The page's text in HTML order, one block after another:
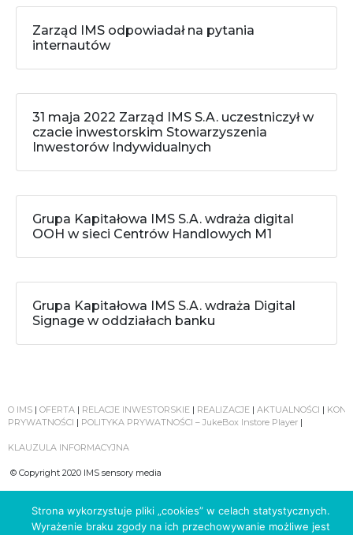
Zarząd IMS odpowiadał na pytania
internautów
31 maja 2022 Zarząd IMS S.A. uczestniczył w
czacie inwestorskim Stowarzyszenia
Inwestorów Indywidualnych
Grupa Kapitałowa IMS S.A. wdraża digital
OOH w sieci Centrów Handlowych M1
Grupa Kapitałowa IMS S.A. wdraża Digital
Signage w oddziałach banku
O IMS | OFERTA | RELACJE INWESTORSKIE | REALIZACJE | AKTUALNOŚCI |
PRYWATNOŚCI | POLITYKA PRYWATNOŚCI – JukeBox Instore Player |
KLAUZULA INFORMACYJNA
© Copyright 2020 IMS sensory media
Strona wykorzystuje pliki „cookies” w celach statystycznych.
Wyrażenie braku zgody na ich przechowywanie możliwe jest